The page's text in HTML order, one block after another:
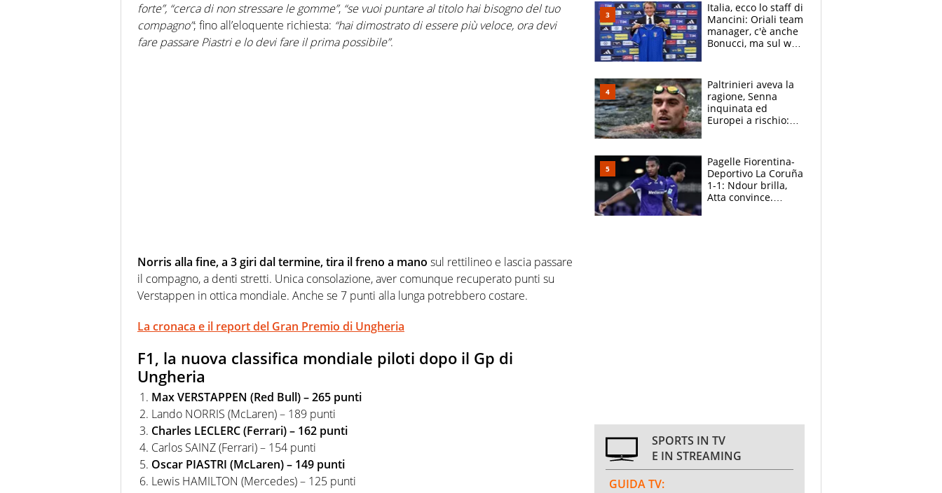
forte”, “cerca di non stressare le gomme”, “se vuoi puntare al titolo hai bisogno del tuo
compagno”; fino all’eloquente richiesta: “hai dimostrato di essere più veloce, ora devi
fare passare Piastri e lo devi fare il prima possibile”.
Norris alla fine, a 3 giri dal termine, tira il freno a mano sul rettilineo e lascia passare
il compagno, a denti stretti. Unica consolazione, aver comunque recuperato punti su
Verstappen in ottica mondiale. Anche se 7 punti alla lunga potrebbero costare.
La cronaca e il report del Gran Premio di Ungheria
F1, la nuova classifica mondiale piloti dopo il Gp di
Ungheria
Max VERSTAPPEN (Red Bull) – 265 punti
Lando NORRIS (McLaren) – 189 punti
Charles LECLERC (Ferrari) – 162 punti
Carlos SAINZ (Ferrari) – 154 punti
Oscar PIASTRI (McLaren) – 149 punti
Lewis HAMILTON (Mercedes) – 125 punti
Italia, ecco lo staff di
Mancini: Oriali team
manager, c'è anche
Bonucci, ma sul web
Paltrinieri aveva la
ragione, Senna
inquinata ed
Europei a rischio:
adesso
Pagelle Fiorentina-
Deportivo La Coruña
1-1: Ndour brilla,
Atta convince.
SPORTS IN TV
E IN STREAMING
GUIDA TV: